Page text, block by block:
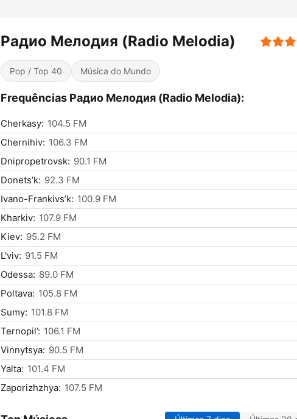
Радио Мелодия (Radio Melodia)
Pop / Top 40 Música do Mundo
Frequências Радио Мелодия (Radio Melodia):
Cherkasy: 104.5 FM
Chernihiv: 106.3 FM
Dnipropetrovsk: 90.1 FM
Donets’k: 92.3 FM
Ivano-Frankivs’k: 100.9 FM
Kharkiv: 107.9 FM
Kiev: 95.2 FM
L'viv: 91.5 FM
Odessa: 89.0 FM
Poltava: 105.8 FM
Sumy: 101.8 FM
Ternopil’: 106.1 FM
Vinnytsya: 90.5 FM
Yalta: 101.4 FM
Zaporizhzhya: 107.5 FM